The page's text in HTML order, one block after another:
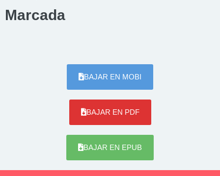
Marcada
BAJAR EN MOBI
BAJAR EN PDF
BAJAR EN EPUB